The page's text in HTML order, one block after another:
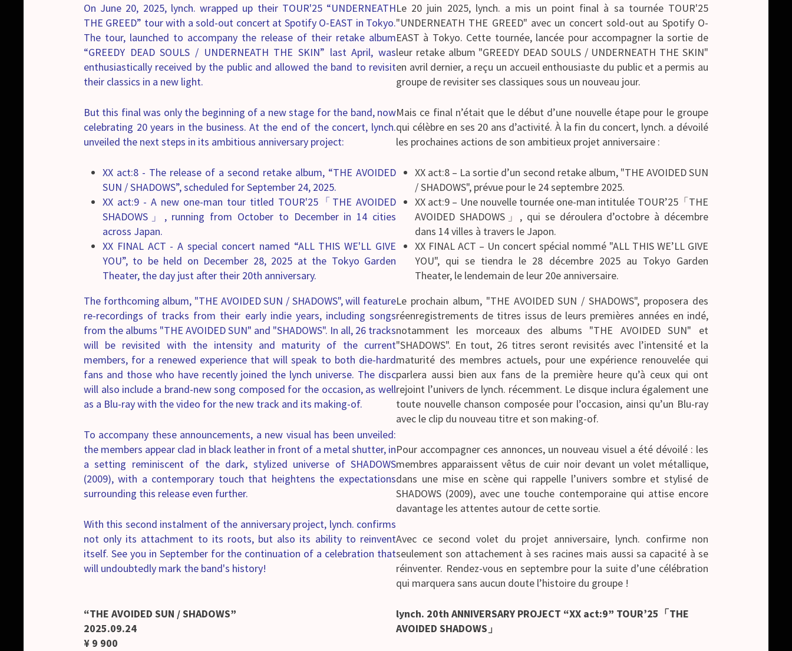
On June 20, 2025, lynch. wrapped up their TOUR'25 “UNDERNEATH
THE GREED” tour with a sold-out concert at Spotify O-EAST in Tokyo.
The tour, launched to accompany the release of their retake album
“GREEDY DEAD SOULS / UNDERNEATH THE SKIN” last April, was
enthusiastically received by the public and allowed the band to revisit
their classics in a new light.
But this final was only the beginning of a new stage for the band, now
celebrating 20 years in the business. At the end of the concert, lynch.
unveiled the next steps in its ambitious anniversary project:
XX act:8 - The release of a second retake album, “THE AVOIDED
SUN / SHADOWS”, scheduled for September 24, 2025.
XX act:9 - A new one-man tour titled TOUR'25「THE AVOIDED
SHADOWS」, running from October to December in 14 cities
across Japan.
XX FINAL ACT - A special concert named “ALL THIS WE'LL GIVE
YOU”, to be held on December 28, 2025 at the Tokyo Garden
Theater, the day just after their 20th anniversary.
The forthcoming album, "THE AVOIDED SUN / SHADOWS", will feature
re-recordings of tracks from their early indie years, including songs
from the albums "THE AVOIDED SUN" and "SHADOWS". In all, 26 tracks
will be revisited with the intensity and maturity of the current
members, for a renewed experience that will speak to both die-hard
fans and those who have recently joined the lynch universe. The disc
will also include a brand-new song composed for the occasion, as well
as a Blu-ray with the video for the new track and its making-of.
To accompany these announcements, a new visual has been unveiled:
the members appear clad in black leather in front of a metal shutter, in
a setting reminiscent of the dark, stylized universe of SHADOWS
(2009), with a contemporary touch that heightens the expectations
surrounding this release even further.
With this second instalment of the anniversary project, lynch. confirms
not only its attachment to its roots, but also its ability to reinvent
itself. See you in September for the continuation of a celebration that
will undoubtedly mark the band's history!
Le 20 juin 2025, lynch. a mis un point final à sa tournée TOUR'25
"UNDERNEATH THE GREED" avec un concert sold-out au Spotify O-
EAST à Tokyo. Cette tournée, lancée pour accompagner la sortie de
leur retake album "GREEDY DEAD SOULS / UNDERNEATH THE SKIN"
en avril dernier, a reçu un accueil enthousiaste du public et a permis au
groupe de revisiter ses classiques sous un nouveau jour.
Mais ce final n’était que le début d’une nouvelle étape pour le groupe
qui célèbre en ses 20 ans d’activité. À la fin du concert, lynch. a dévoilé
les prochaines actions de son ambitieux projet anniversaire :
XX act:8 – La sortie d’un second retake album, "THE AVOIDED SUN
/ SHADOWS", prévue pour le 24 septembre 2025.
XX act:9 – Une nouvelle tournée one-man intitulée TOUR’25「THE
AVOIDED SHADOWS」, qui se déroulera d’octobre à décembre
dans 14 villes à travers le Japon.
XX FINAL ACT – Un concert spécial nommé "ALL THIS WE’LL GIVE
YOU", qui se tiendra le 28 décembre 2025 au Tokyo Garden
Theater, le lendemain de leur 20e anniversaire.
Le prochain album, "THE AVOIDED SUN / SHADOWS", proposera des
réenregistrements de titres issus de leurs premières années en indé,
notamment les morceaux des albums "THE AVOIDED SUN" et
"SHADOWS". En tout, 26 titres seront revisités avec l’intensité et la
maturité des membres actuels, pour une expérience renouvelée qui
parlera aussi bien aux fans de la première heure qu’à ceux qui ont
rejoint l’univers de lynch. récemment. Le disque inclura également une
toute nouvelle chanson composée pour l’occasion, ainsi qu’un Blu-ray
avec le clip du nouveau titre et son making-of.
Pour accompagner ces annonces, un nouveau visuel a été dévoilé : les
membres apparaissent vêtus de cuir noir devant un volet métallique,
dans une mise en scène qui rappelle l’univers sombre et stylisé de
SHADOWS (2009), avec une touche contemporaine qui attise encore
davantage les attentes autour de cette sortie.
Avec ce second volet du projet anniversaire, lynch. confirme non
seulement son attachement à ses racines mais aussi sa capacité à se
réinventer. Rendez-vous en septembre pour la suite d’une célébration
qui marquera sans aucun doute l’histoire du groupe !
“THE AVOIDED SUN / SHADOWS”
2025.09.24
¥ 9 900
lynch. 20th ANNIVERSARY PROJECT “XX act:9” TOUR’25「THE
AVOIDED SHADOWS」